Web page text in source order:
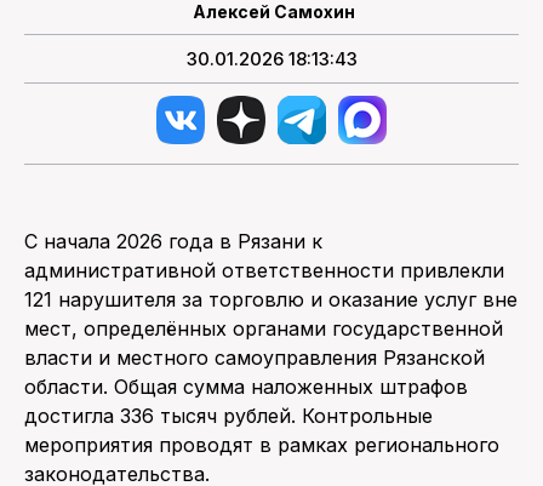
Алексей Самохин
30.01.2026 18:13:43
С начала 2026 года в Рязани к
административной ответственности привлекли
121 нарушителя за торговлю и оказание услуг вне
мест, определённых органами государственной
власти и местного самоуправления Рязанской
области. Общая сумма наложенных штрафов
достигла 336 тысяч рублей. Контрольные
мероприятия проводят в рамках регионального
законодательства.